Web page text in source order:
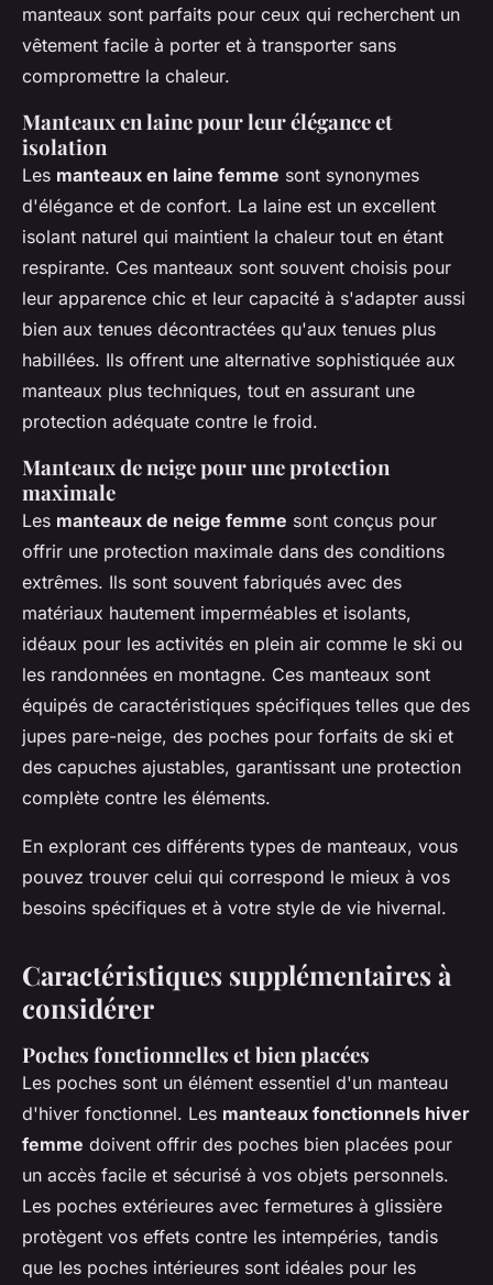
manteaux sont parfaits pour ceux qui recherchent un
vêtement facile à porter et à transporter sans
compromettre la chaleur.
Manteaux en laine pour leur élégance et
isolation
Les manteaux en laine femme sont synonymes
d'élégance et de confort. La laine est un excellent
isolant naturel qui maintient la chaleur tout en étant
respirante. Ces manteaux sont souvent choisis pour
leur apparence chic et leur capacité à s'adapter aussi
bien aux tenues décontractées qu'aux tenues plus
habillées. Ils offrent une alternative sophistiquée aux
manteaux plus techniques, tout en assurant une
protection adéquate contre le froid.
Manteaux de neige pour une protection
maximale
Les manteaux de neige femme sont conçus pour
offrir une protection maximale dans des conditions
extrêmes. Ils sont souvent fabriqués avec des
matériaux hautement imperméables et isolants,
idéaux pour les activités en plein air comme le ski ou
les randonnées en montagne. Ces manteaux sont
équipés de caractéristiques spécifiques telles que des
jupes pare-neige, des poches pour forfaits de ski et
des capuches ajustables, garantissant une protection
complète contre les éléments.
En explorant ces différents types de manteaux, vous
pouvez trouver celui qui correspond le mieux à vos
besoins spécifiques et à votre style de vie hivernal.
Caractéristiques supplémentaires à
considérer
Poches fonctionnelles et bien placées
Les poches sont un élément essentiel d'un manteau
d'hiver fonctionnel. Les manteaux fonctionnels hiver
femme doivent offrir des poches bien placées pour
un accès facile et sécurisé à vos objets personnels.
Les poches extérieures avec fermetures à glissière
protègent vos effets contre les intempéries, tandis
que les poches intérieures sont idéales pour les